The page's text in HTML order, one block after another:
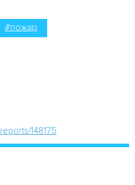
#пожар
148175